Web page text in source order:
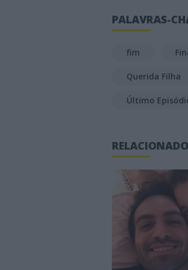
PALAVRAS-
fim
Querida Filha
Último